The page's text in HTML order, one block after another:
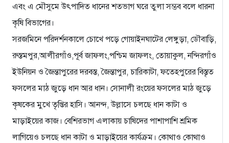
এবং এ মৌসুমে উৎপাদিত ধানের শতভাগ ঘরে তুলা সম্ভব বলে ধারনা
কৃষি বিভাগের।
সরজমিনে পরিদর্শনকালে চোখে পড়ে গোয়াইনঘাটের লেঙ্গুড়া, ডৌবাড়ি,
রুস্তমপুর,আলীরগাঁও,পূর্ব জাফলং,পশ্চিম জাফলং, তোয়াকুল, নন্দিরগাঁও
ইউনিয়ন ও জৈন্তাপুরের দরবস্ত, জৈন্তাপুর, চারিকাটা, ফতেহপুরের বিস্তৃত
ফসলের মাঠ জুড়ে ধান আর ধান। সোনালী রংয়ের ফসলের মাঠ জুড়ে
কৃষকের মুখে তৃপ্তির হাসি। আনন্দ, উল্লাসে চলছে ধান কাটা ও
মাড়াইয়ের কাজ। বেশিরভাগ এলাকায় চাষিদের পাশাপাশি শ্রমিক
লাগিয়েও চলছে ধান কাটা ও মাড়াইয়ের কার্যক্রম। কোথাও কোথাও